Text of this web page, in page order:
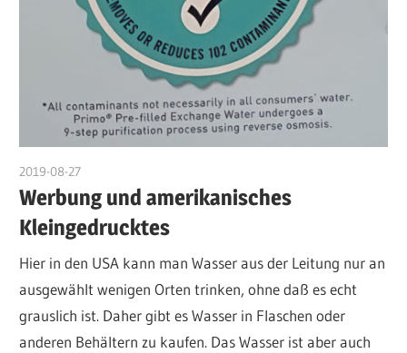
2019-08-27
Werbung und amerikanisches
Kleingedrucktes
Hier in den USA kann man Wasser aus der Leitung nur an
ausgewählt wenigen Orten trinken, ohne daß es echt
grauslich ist. Daher gibt es Wasser in Flaschen oder
anderen Behältern zu kaufen. Das Wasser ist aber auch